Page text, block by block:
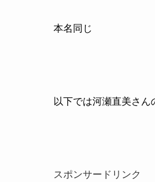
本名同じ
以下では河瀬直美さ
スポンサードリンク